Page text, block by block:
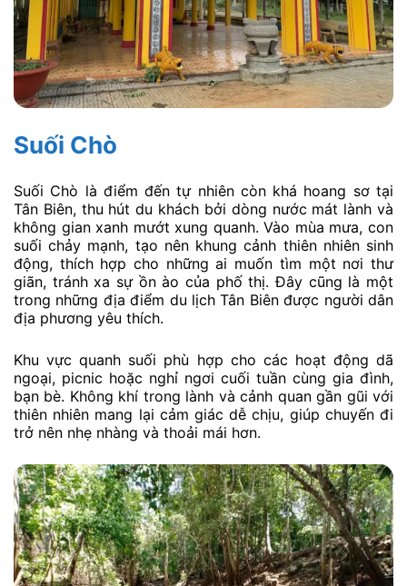
Suối Chò
Suối Chò là điểm đến tự nhiên còn khá hoang sơ tại
Tân Biên, thu hút du khách bởi dòng nước mát lành và
không gian xanh mướt xung quanh. Vào mùa mưa, con
suối chảy mạnh, tạo nên khung cảnh thiên nhiên sinh
động, thích hợp cho những ai muốn tìm một nơi thư
giãn, tránh xa sự ồn ào của phố thị. Đây cũng là một
trong những địa điểm du lịch Tân Biên được người dân
địa phương yêu thích.
Khu vực quanh suối phù hợp cho các hoạt động dã
ngoại, picnic hoặc nghỉ ngơi cuối tuần cùng gia đình,
bạn bè. Không khí trong lành và cảnh quan gần gũi với
thiên nhiên mang lại cảm giác dễ chịu, giúp chuyến đi
trở nên nhẹ nhàng và thoải mái hơn.